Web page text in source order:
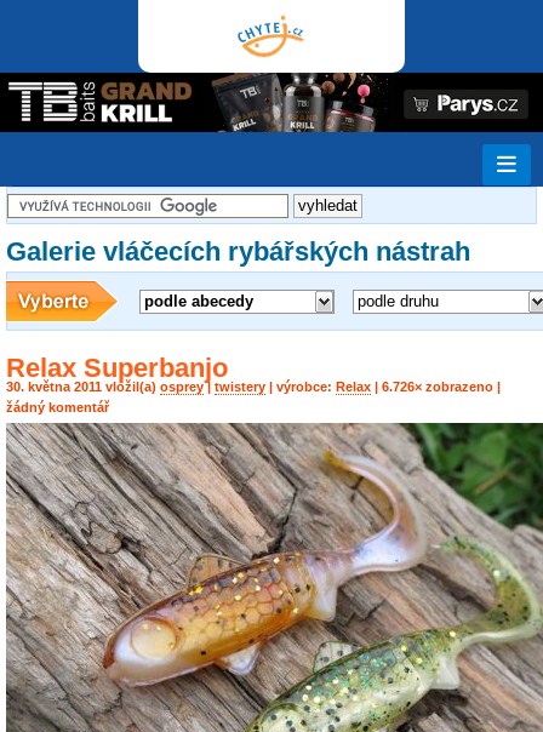
Galerie vláčecích rybářských nástrah
podle abecedy podle druhu
Relax Superbanjo
30. května 2011 vložil(a) osprey| twistery | výrobce: Relax | 6.726× zobrazeno |
žádný komentář